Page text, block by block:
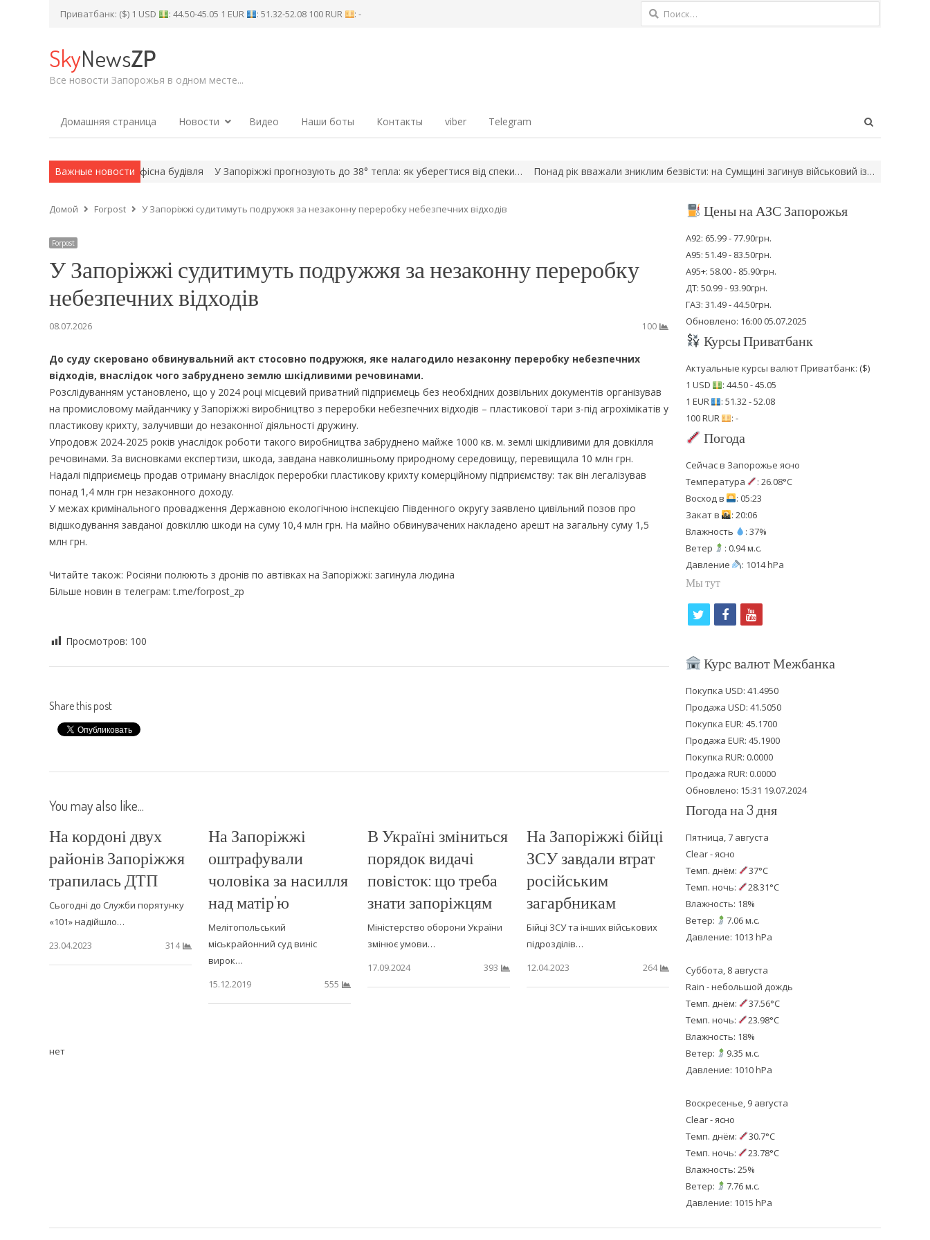
Приватбанк: ($) 1 USD : 44.50-45.05 1 EUR : 51.32-52.08 100 RUR : - Найти:
SkyNewsZP
Все новости Запорожья в одном месте...
Домашняя страница Новости Видео Наши боты Контакты viber Telegram
Важные новости
удару зайнялася офісна будівля У Запоріжжі прогнозують до 38° тепла: як уберегтися від спеки… Понад рік вважали зниклим безвісти: на Сумщині загинув військовий із… Зеленський
Домой Forpost У Запоріжжі судитимуть подружжя за незаконну переробку небезпечних відходів
Forpost
У Запоріжжі судитимуть подружжя за незаконну переробку
небезпечних відходів
08.07.2026 100
До суду скеровано обвинувальний акт стосовно подружжя, яке налагодило незаконну переробку небезпечних
відходів, внаслідок чого забруднено землю шкідливими речовинами.
Розслідуванням установлено, що у 2024 році місцевий приватний підприємець без необхідних дозвільних документів організував
на промисловому майданчику у Запоріжжі виробництво з переробки небезпечних відходів – пластикової тари з-під агрохімікатів у
пластикову крихту, залучивши до незаконної діяльності дружину.
Упродовж 2024-2025 років унаслідок роботи такого виробництва забруднено майже 1000 кв. м. землі шкідливими для довкілля
речовинами. За висновками експертизи, шкода, завдана навколишньому природному середовищу, перевищила 10 млн грн.
Надалі підприємець продав отриману внаслідок переробки пластикову крихту комерційному підприємству: так він легалізував
понад 1,4 млн грн незаконного доходу.
У межах кримінального провадження Державною екологічною інспекцією Південного округу заявлено цивільний позов про
відшкодування завданої довкіллю шкоди на суму 10,4 млн грн. На майно обвинувачених накладено арешт на загальну суму 1,5
млн грн.
Читайте також: Росіяни полюють з дронів по автівках на Запоріжжі: загинула людина
Більше новин в телеграм: t.me/forpost_zp
Просмотров: 100
Share this post
You may also like...
На кордоні двух
районів Запоріжжя
трапилась ДТП
Сьогодні до Служби порятунку
«101» надійшло…
23.04.2023
314
На Запоріжжі
оштрафували
чоловіка за насилля
над матір’ю
Мелітопольський
міськрайонний суд виніс
вирок…
15.12.2019
555
В Україні зміниться
порядок видачі
повісток: що треба
знати запоріжцям
Міністерство оборони України
змінює умови…
17.09.2024
393
На Запоріжжі бійці
ЗСУ завдали втрат
російським
загарбникам
Бійці ЗСУ та інших військових
підрозділів…
12.04.2023
264
нет
Цены на АЗС Запорожья
А92: 65.99 - 77.90грн.
А95: 51.49 - 83.50грн.
А95+: 58.00 - 85.90грн.
ДТ: 50.99 - 93.90грн.
ГАЗ: 31.49 - 44.50грн.
Обновлено: 16:00 05.07.2025
Курсы Приватбанк
Актуальные курсы валют Приватбанк: ($)
1 USD
: 44.50 - 45.05
1 EUR
: 51.32 - 52.08
100 RUR
: -
Погода
Сейчас в Запорожье ясно
Температура
: 26.08°C
Восход в
: 05:23
Закат в
: 20:06
Влажность
: 37%
Ветер
: 0.94 м.с.
Давление
: 1014 hPa
Мы тут
i
t
e
r
f
c
b
o
o
k
y
u
u
b
e
Курс валют Межбанка
Покупка USD: 41.4950
Продажа USD: 41.5050
Покупка EUR: 45.1700
Продажа EUR: 45.1900
Покупка RUR: 0.0000
Продажа RUR: 0.0000
Обновлено: 15:31 19.07.2024
Погода на 3 дня
Пятница, 7 августа
Clear - ясно
Темп. днём:
37°C
Темп. ночь:
28.31°C
Влажность: 18%
Ветер:
7.06 м.с.
Давление: 1013 hPa
Суббота, 8 августа
Rain - небольшой дождь
Темп. днём:
37.56°C
Темп. ночь:
23.98°C
Влажность: 18%
Ветер:
9.35 м.с.
Давление: 1010 hPa
Воскресенье, 9 августа
Clear - ясно
Темп. днём:
30.7°C
Темп. ночь:
23.78°C
Влажность: 25%
Ветер:
7.76 м.с.
Давление: 1015 hPa